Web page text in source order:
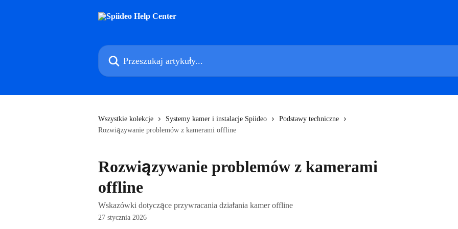
Przeszukaj artykuły...
Wszystkie kolekcje Systemy kamer i instalacje Spiideo
Podstawy techniczne
Rozwiązywanie problemów z kamerami offline
Rozwiązywanie problemów z kamerami
offline
Wskazówki dotyczące przywracania działania kamer offline
27 stycznia 2026